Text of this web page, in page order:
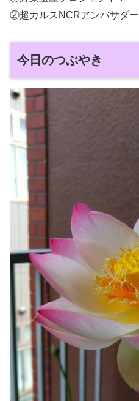
②超カルスNCRアンバサダー
今日のつぶやき